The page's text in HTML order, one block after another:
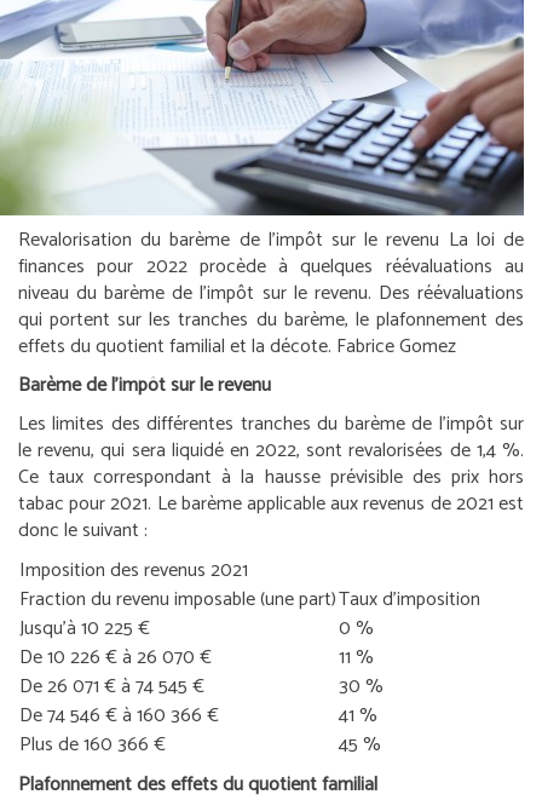
Revalorisation du barème de l’impôt sur le revenu La loi de
finances pour 2022 procède à quelques réévaluations au
niveau du barème de l’impôt sur le revenu. Des réévaluations
qui portent sur les tranches du barème, le plafonnement des
effets du quotient familial et la décote. Fabrice Gomez
Barème de l’impôt sur le revenu
Les limites des différentes tranches du barème de l’impôt sur
le revenu, qui sera liquidé en 2022, sont revalorisées de 1,4 %.
Ce taux correspondant à la hausse prévisible des prix hors
tabac pour 2021. Le barème applicable aux revenus de 2021 est
donc le suivant :
Imposition des revenus 2021
Fraction du revenu imposable (une part)Taux d’imposition
Jusqu’à 10 225 €
0 %
De 10 226 € à 26 070 €
11 %
De 26 071 € à 74 545 €
30 %
De 74 546 € à 160 366 €
41 %
Plus de 160 366 €
45 %
Plafonnement des effets du quotient familial